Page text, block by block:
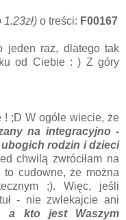
1.23zł)o treści: F00167
jeden raz, dlatego tak
od Ciebie : ) Z góry
! ;D W ogóle wiecie, że
na integracyjno -
rodzin i dzieci
chwilą zwróciłam na
cudowne, że można
;). Więc, jeśli
- nie zwlekajcie ani
a kto jest Waszym